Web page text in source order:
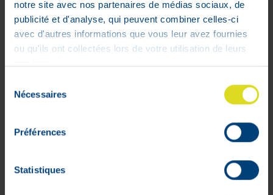
notre site avec nos partenaires de médias sociaux, de
publicité et d'analyse, qui peuvent combiner celles-ci
avec d'autres informations que vous leur avez fournies
ou qu'ils ont collectées lors de votre utilisation de leurs
Nécessaires
Préférences
Statistiques
10,80€
En stock